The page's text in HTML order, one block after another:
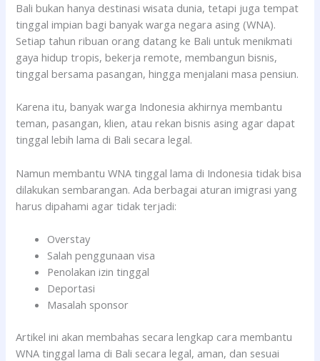
Bali bukan hanya destinasi wisata dunia, tetapi juga tempat
tinggal impian bagi banyak warga negara asing (WNA).
Setiap tahun ribuan orang datang ke Bali untuk menikmati
gaya hidup tropis, bekerja remote, membangun bisnis,
tinggal bersama pasangan, hingga menjalani masa pensiun.
Karena itu, banyak warga Indonesia akhirnya membantu
teman, pasangan, klien, atau rekan bisnis asing agar dapat
tinggal lebih lama di Bali secara legal.
Namun membantu WNA tinggal lama di Indonesia tidak bisa
dilakukan sembarangan. Ada berbagai aturan imigrasi yang
harus dipahami agar tidak terjadi:
Overstay
Salah penggunaan visa
Penolakan izin tinggal
Deportasi
Masalah sponsor
Artikel ini akan membahas secara lengkap cara membantu
WNA tinggal lama di Bali secara legal, aman, dan sesuai